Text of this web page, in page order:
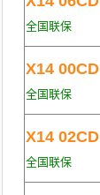
全国联保
X14 00CD
全国联保
X14 02CD
全国联保